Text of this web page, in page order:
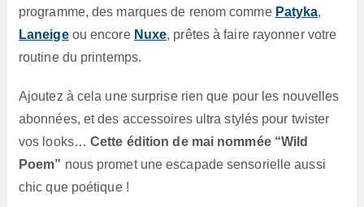
programme, des marques de renom comme Patyka,
Laneigeou encore Nuxe, prêtes à faire rayonner votre
routine du printemps.
Ajoutez à cela une surprise rien que pour les nouvelles
abonnées, et des accessoires ultra stylés pour twister
vos looks…Cette édition de mai nommée “Wild
Poem” nous promet une escapade sensorielle aussi
chic que poétique !